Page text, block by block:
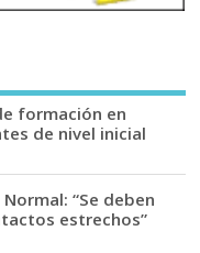
formación en
de nivel inicial
“Se deben
estrechos”